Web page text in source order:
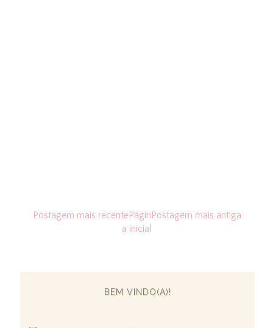
Postagem mais recente Postagem mais antiga
Págin
a inicial
BEM VINDO(A)!